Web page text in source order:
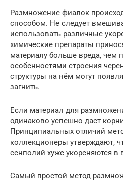
Размножение фиалок
способом. Не следует
использовать различные
химические препараты
материалу больше вреда, чем
особенностями строения
структуры на нём могут
загнить.
Если материал для
одинаково успешно даст
Принципиальных отличий
коллекционеры утверждают,
сенполий хуже укореняются в
Самый простой метод